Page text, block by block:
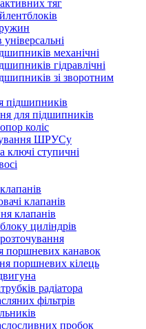
тяг
механічні
гідравлічні
зі зворотним
підшипників
для підшипників
коліс
ШРУСу
ключі ступичні
клапанів
клапанів
циліндрів
поршневих канавок
поршневих кілець
радіатора
фільтрів
пробок